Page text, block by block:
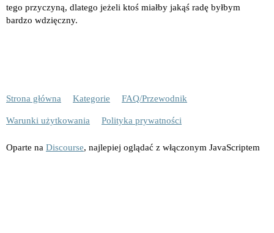
tego przyczyną, dlatego jeżeli ktoś miałby jakąś radę byłbym
bardzo wdzięczny.
Strona główna Kategorie FAQ/Przewodnik
Warunki użytkowania Polityka prywatności
Oparte na Discourse, najlepiej oglądać z włączonym JavaScriptem